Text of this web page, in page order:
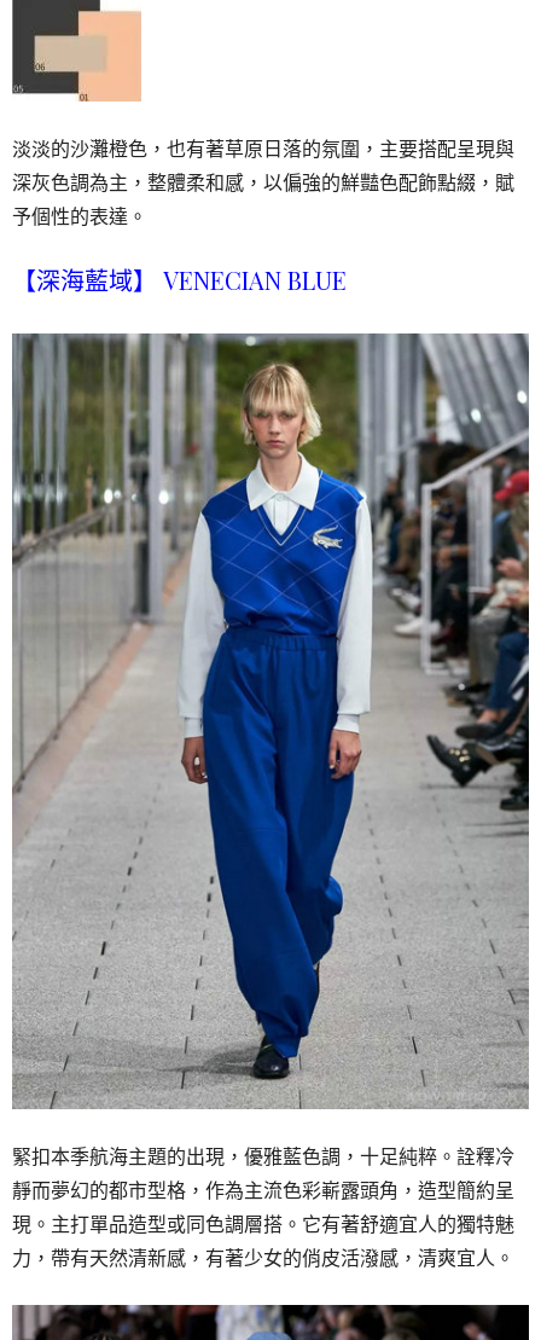
淡淡的沙灘橙色，也有著草原日落的氛圍，主要搭配呈現與
深灰色調為主，整體柔和感，以偏強的鮮豔色配飾點綴，賦
予個性的表達。
【深海藍域】 VENECIAN BLUE
緊扣本季航海主題的出現，優雅藍色調，十足純粹。詮釋冷
靜而夢幻的都市型格，作為主流色彩嶄露頭角，造型簡約呈
現。主打單品造型或同色調層搭。它有著舒適宜人的獨特魅
力，帶有天然清新感，有著少女的俏皮活潑感，清爽宜人。